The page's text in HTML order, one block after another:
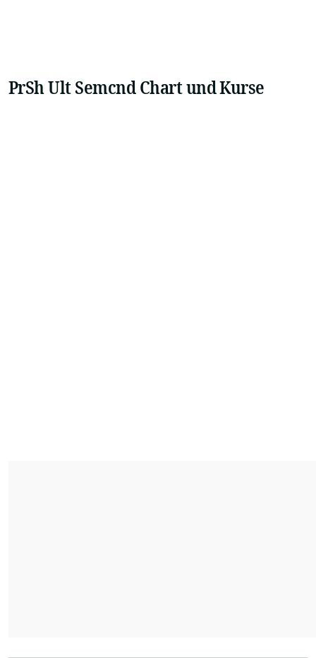
PrSh Ult Semcnd Chart und Kurse